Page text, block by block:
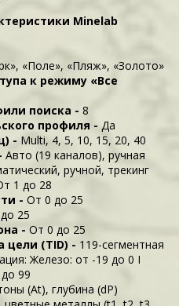
Minelab
«Поле», «Пляж», «Золото»
к режиму «Все
поиска - 8
профиля - Да
- Multi, 4, 5, 10, 15, 20, 40
Авто (19 каналов), ручная
ручной, трекинг
1 до 28
- От 0 до 25
25
- От 0 до 25
цели (TID) - 119-сегментная
Железо: от -19 до 0 I
99
(At), глубина (dP)